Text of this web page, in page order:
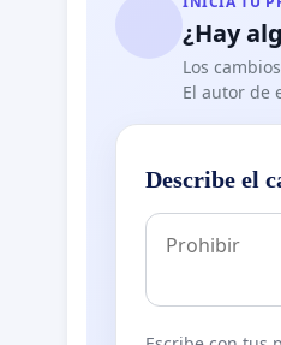
¿Hay
Los
El autor de
Describe el